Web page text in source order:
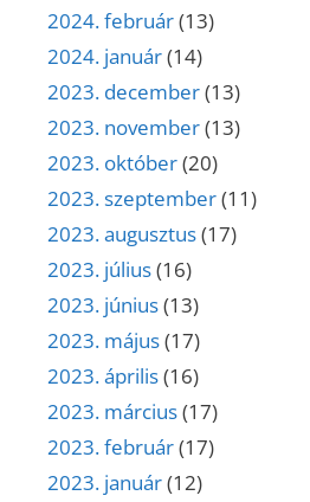
2024. február(13)
2024. január(14)
2023. december(13)
2023. november(13)
2023. október(20)
2023. szeptember(11)
2023. augusztus(17)
2023. július(16)
2023. június(13)
2023. május(17)
2023. április(16)
2023. március(17)
2023. február(17)
2023. január(12)